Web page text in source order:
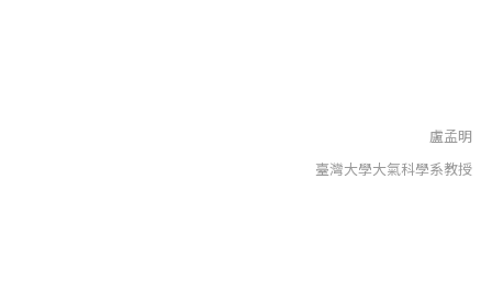
盧孟明
臺灣大學大氣科學系教授